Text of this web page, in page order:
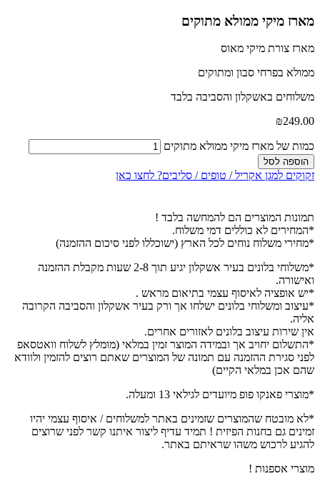
מארז מיקי ממולא מתוקים
מארז צורת מיקי מאוס
ממולא בפרחי סבון ומתוקים
משלוחים באשקלון והסביבה בלבד
₪249.00
כמות של מארז מיקי ממולא מתוקים
הוספה לסל
זקוקים למגן אקריל / טופים / סליבים? לחצו כאן
תמונות המוצרים הם להמחשה בלבד !
*המחירים לא כוללים דמי משלוח.
*מחירי משלוח נוחים לכל הארץ (ישוכללו לפני סיכום ההזמנה)
*משלוחי בלונים בעיר אשקלון יגיע תוך 2-8 שעות מקבלת ההזמנה
ואישורה.
*יש אופציה לאיסוף עצמי בתיאום מראש .
*עיצוב ומשלוחי בלונים ישלחו אך ורק בעיר אשקלון והסביבה הקרובה
אליה.
אין שירות עיצוב בלונים לאזורים אחרים.
*התשלום יחויב אך ובמידה המוצר זמין במלאי (מומלץ לשלוח וואטסאפ
לפני סגירת ההזמנה עם תמונה של המוצרים שאתם רוצים להזמין ולוודא
שהם אכן במלאי הקיים)
*מוצרי פאנקו פופ מיועדים לגילאי 13 ומעלה.
*לא מובטח שהמוצרים שזמינים באתר למשלוחים / איסוף עצמי יהיו
זמינים גם בחנות הפיזית ! תמיד עדיף ליצור איתנו קשר לפני שרוצים
להגיע לרכוש משהו שראיתם באתר.
מוצרי אספנות !